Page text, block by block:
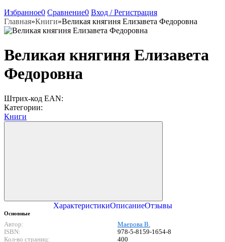
Избранное0 Сравнение0 Вход / Регистрация
Главная»Книги»Великая княгиня Елизавета Федоровна
Великая княгиня Елизавета
Федоровна
Штрих-код EAN:
Категории:
Книги
ХарактеристикиОписаниеОтзывы
Основные
Автор:
Маерова В.
ISBN:
978-5-8159-1654-8
Кол-во страниц:
400